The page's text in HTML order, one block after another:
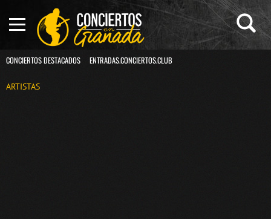
CONCIERTOS DESTACADOS ENTRADAS.CONCIERTOS.CLUB
ARTISTAS